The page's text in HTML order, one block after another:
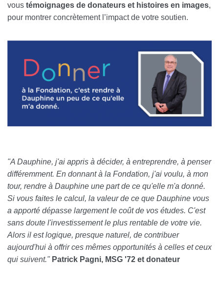
vous témoignages de donateurs et histoires en images,
pour montrer concrètement l’impact de votre soutien.
"A Dauphine, j'ai appris à décider, à entreprendre, à penser
différemment. En donnant à la Fondation, j'ai voulu, à mon
tour, rendre à Dauphine une part de ce qu'elle m'a donné.
Si vous faites le calcul, la valeur de ce que Dauphine vous
a apporté dépasse largement le coût de vos études. C'est
sans doute l'investissement le plus rentable de votre vie.
Alors il est logique, presque naturel, de contribuer
aujourd'hui à offrir ces mêmes opportunités à celles et ceux
qui suivent." Patrick Pagni, MSG '72 et donateur